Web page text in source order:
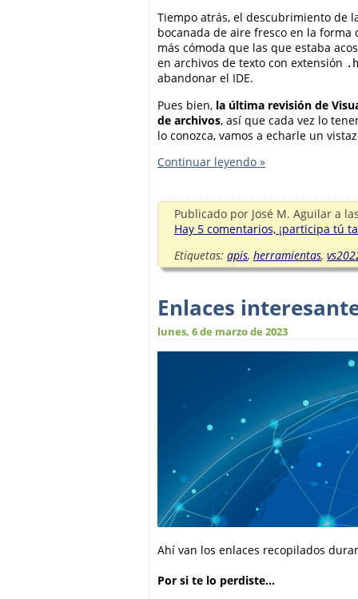
Tiempo atrás, el descubrimiento de
bocanada de aire fresco en la
más cómoda que las que estaba
en archivos de texto con extensión
abandonar el IDE.
Pues bien, la última revisión de
de archivos, así que cada vez lo
lo conozca, vamos a echarle un
Continuar leyendo »
Publicado por José M. Aguilar a
Hay 5 comentarios, ¡participa tú
Etiquetas: apis, herramientas,
Enlaces
lunes, 6 de marzo de 2023
Ahí van los enlaces recopilados
Por si te lo perdiste...